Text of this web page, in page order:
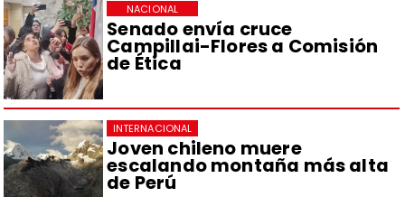
Senado envía cruce
Campillai-Flores a Comisión
de Ética
NACIONAL
Joven chileno muere
escalando montaña más alta
de Perú
INTERNACIONAL